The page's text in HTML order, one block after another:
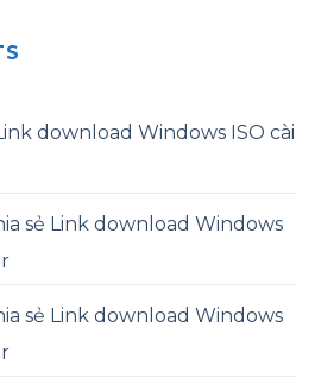
download Windows ISO cài
sẻ Link download Windows
sẻ Link download Windows